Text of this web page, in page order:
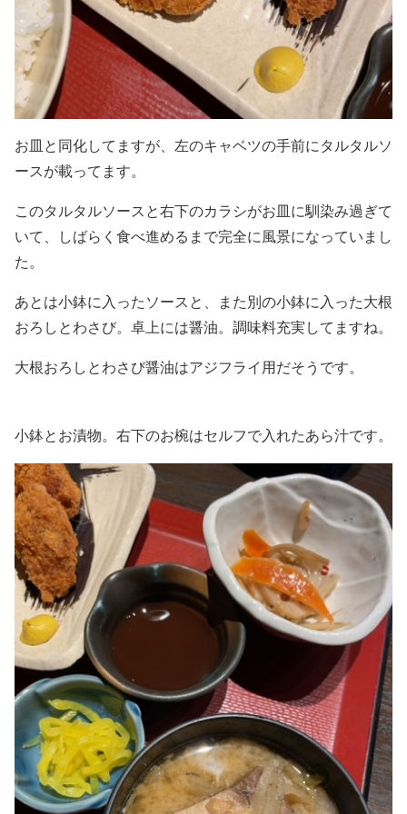
お皿と同化してますが、左のキャベツの手前にタルタルソ
ースが載ってます。
このタルタルソースと右下のカラシがお皿に馴染み過ぎて
いて、しばらく食べ進めるまで完全に風景になっていまし
た。
あとは小鉢に入ったソースと、また別の小鉢に入った大根
おろしとわさび。卓上には醤油。調味料充実してますね。
大根おろしとわさび醤油はアジフライ用だそうです。
小鉢とお漬物。右下のお椀はセルフで入れたあら汁です。